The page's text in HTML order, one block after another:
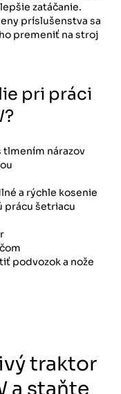
zatáčanie.
príslušenstva sa
premeniť na stroj
pri práci
tlmením nárazov
a rýchle kosenie
prácu šetriacu
podvozok a nože
traktor
a staňte